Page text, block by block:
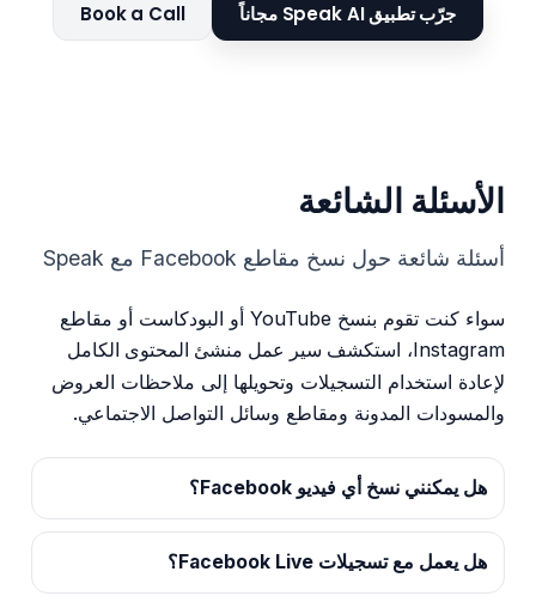
جرّب تطبيق Speak AI مجاناً Book a Call
الأسئلة الشائعة
أسئلة شائعة حول نسخ مقاطع Facebook مع Speak
سواء كنت تقوم بنسخ YouTube أو البودكاست أو مقاطع
Instagram، استكشف سير عمل منشئ المحتوى الكامل
لإعادة استخدام التسجيلات وتحويلها إلى ملاحظات العروض
والمسودات المدونة ومقاطع وسائل التواصل الاجتماعي.
هل يمكنني نسخ أي فيديو Facebook؟
هل يعمل مع تسجيلات Facebook Live؟